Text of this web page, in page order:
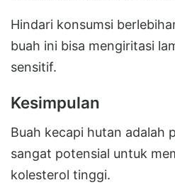
Hindari konsumsi
buah ini bisa mengiritasi
sensitif.
Kesimpulan
Buah kecapi hutan adalah
sangat potensial untuk
kolesterol tinggi.